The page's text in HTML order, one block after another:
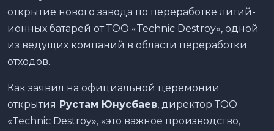
открытие нового завода по переработке литий-
ионных батарей от ТОО «Technic Destroy», одной
из ведущих компаний в области переработки
отходов.
Как заявил на официальной церемонии
открытия Рустам Юнусбаев, директор ТОО
«Technic Destroy», «это важное производство,